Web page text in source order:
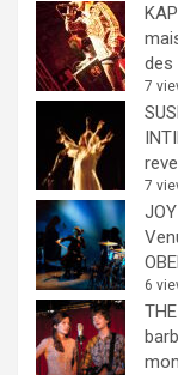
des
7
7
6